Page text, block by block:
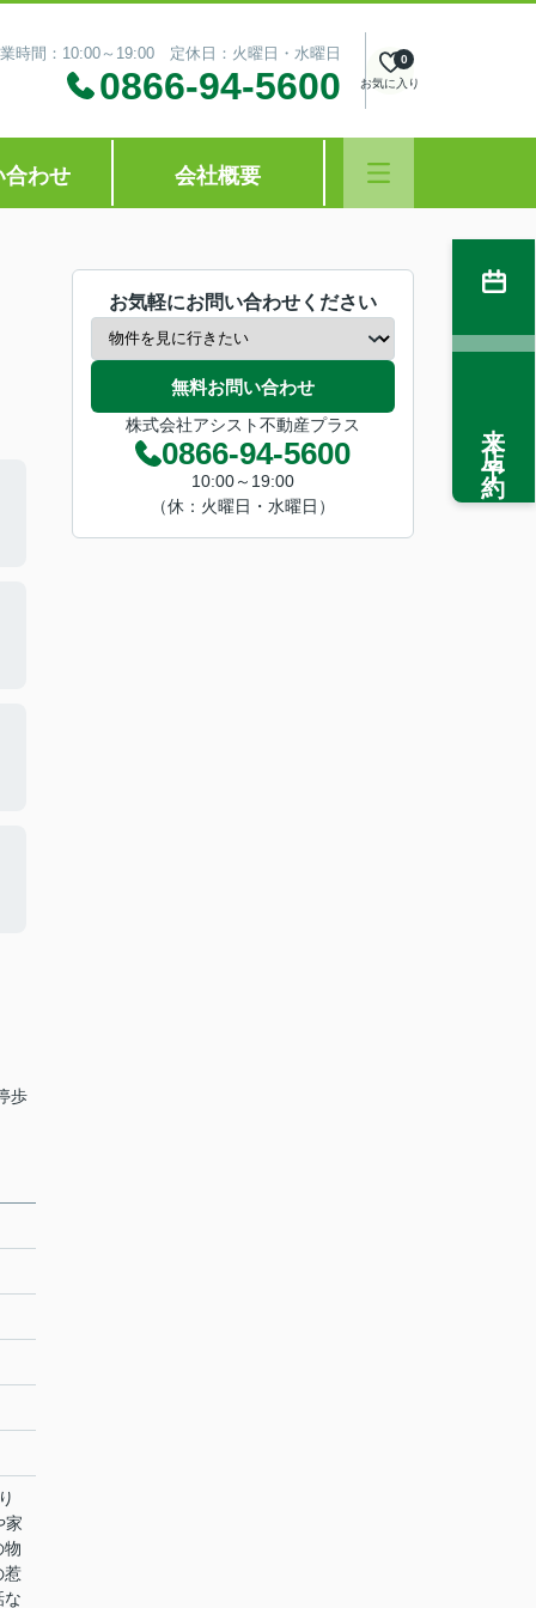
時間：10:00～19:00 定休日：火曜日・水曜日
0866-94-5600 お気に入り
0
合わせ 会社概要
歩
家
物
惹
な
お気軽にお問い合わせください
無料お問い合わせ
株式会社アシスト不動産プラス
0866-94-5600
10:00～19:00
（休：火曜日・水曜日）
来店予約